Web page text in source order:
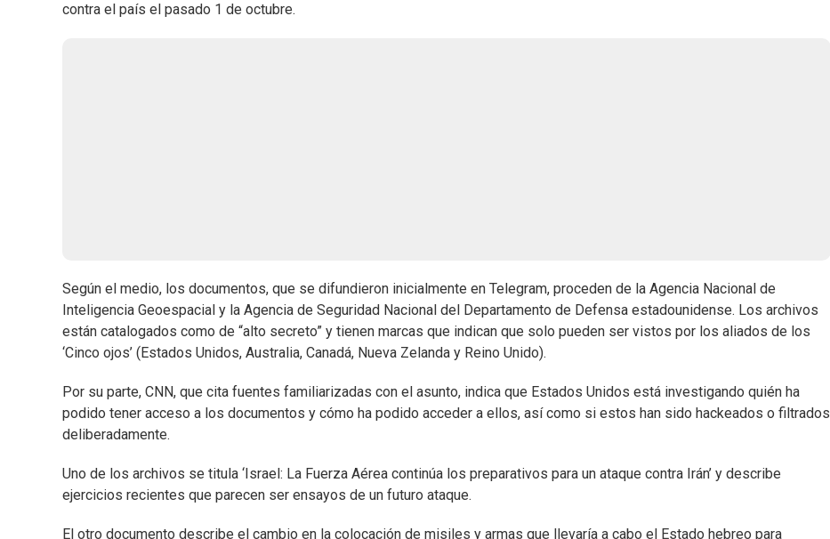
contra el país el pasado 1 de octubre.
Según el medio, los documentos, que se difundieron inicialmente en Telegram, proceden de la Agencia Nacional de
Inteligencia Geoespacial y la Agencia de Seguridad Nacional del Departamento de Defensa estadounidense. Los archivos
están catalogados como de “alto secreto” y tienen marcas que indican que solo pueden ser vistos por los aliados de los
‘Cinco ojos’ (Estados Unidos, Australia, Canadá, Nueva Zelanda y Reino Unido).
Por su parte, CNN, que cita fuentes familiarizadas con el asunto, indica que Estados Unidos está investigando quién ha
podido tener acceso a los documentos y cómo ha podido acceder a ellos, así como si estos han sido hackeados o filtrados
deliberadamente.
Uno de los archivos se titula ‘Israel: La Fuerza Aérea continúa los preparativos para un ataque contra Irán’ y describe
ejercicios recientes que parecen ser ensayos de un futuro ataque.
El otro documento describe el cambio en la colocación de misiles y armas que llevaría a cabo el Estado hebreo para